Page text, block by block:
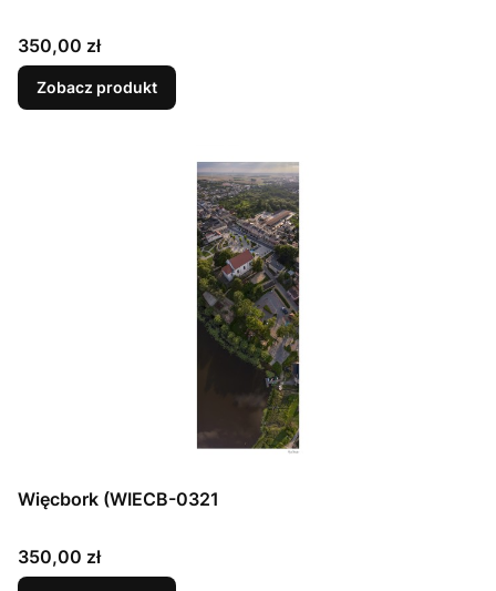
Cena
350,00 zł
Zobacz produkt
Więcbork (WIECB-0321
Cena
350,00 zł